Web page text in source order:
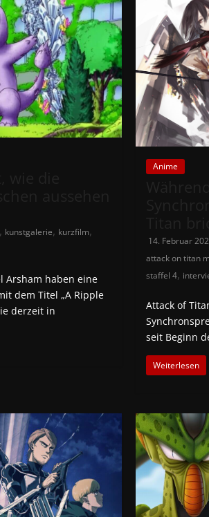
, kunstgalerie, kurzfilm,
Arsham haben eine
dem Titel „A Ripple
derzeit in
Anime
14. Februar
attack on titan
staffel 4,
Attack of
seit Beginn
Weiterlesen